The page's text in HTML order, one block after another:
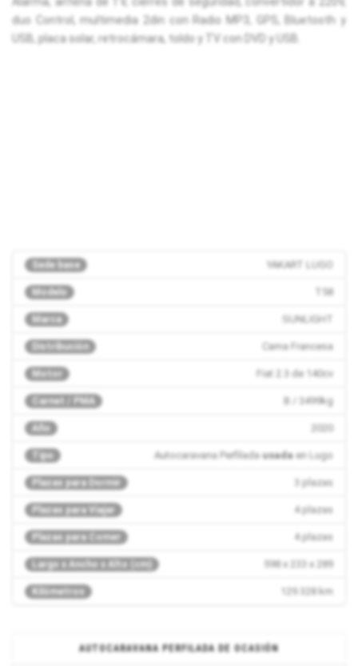
duo Control, multimedia 2din con Radio MP3, GPS, Bluetooth y
USB, placa solar, retrocámara, toldo y TV con DVD y USB.
Sede base YAKART LUGO
Modelo T58
Marca SUNLIGHT
Distribución Cama Francesa
Motor Fiat 2.3 de 140cv
Carnet / PMA B / 3499kg
Año 2020
Tipo Autocaravana Perfiladausadaen Lugo
Plazas para Dormir 3 plazas
Plazas para Viajar 4 plazas
Plazas para Comer 4 plazas
Largo x Ancho x Alto (cm) 598 x 233 x 289
Kilómetros 129.328 km
AUTOCARAVANA PERFILADA DE OCASIÓN